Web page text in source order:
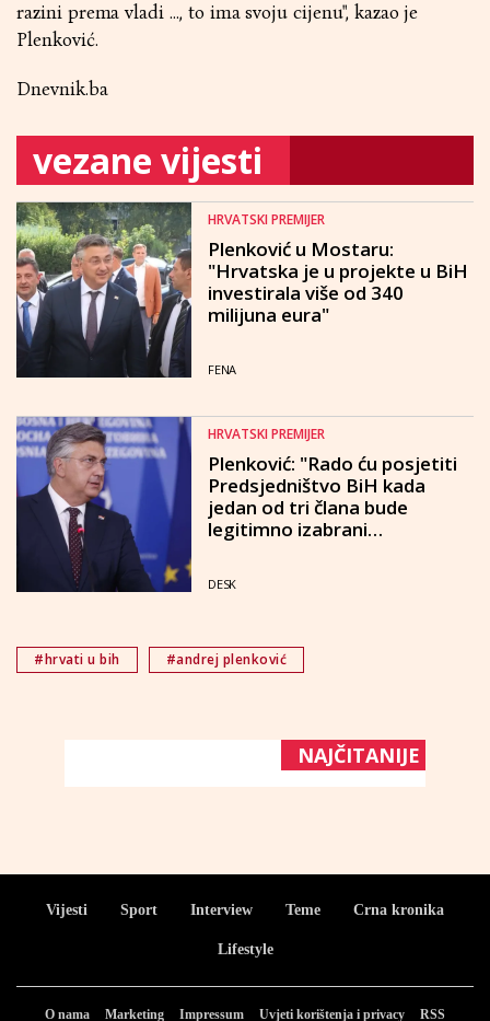
razini prema vladi ..., to ima svoju cijenu", kazao je
Plenković.
Dnevnik.ba
vezane vijesti
HRVATSKI PREMIJER
Plenković u Mostaru:
"Hrvatska je u projekte u BiH
investirala više od 340
milijuna eura"
FENA
HRVATSKI PREMIJER
Plenković: "Rado ću posjetiti
Predsjedništvo BiH kada
jedan od tri člana bude
legitimno izabrani
DESK
#hrvati u bih #andrej plenković
NAJČITANIJE
Vijesti Sport Interview Teme Crna kronika
Lifestyle
O nama Marketing Impressum Uvjeti korištenja i privacy RSS